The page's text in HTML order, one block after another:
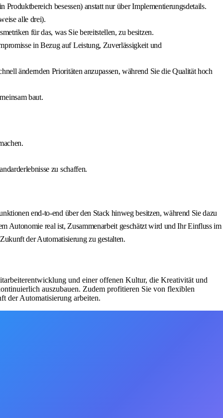
besessen) anstatt nur über Implementierungsdetails.
alle drei).
für das, was Sie bereitstellen, zu besitzen.
in Bezug auf Leistung, Zuverlässigkeit und
ändernden Prioritäten anzupassen, während Sie die Qualität hoch
baut.
zu schaffen.
end-to-end über den Stack hinweg besitzen, während Sie dazu
Autonomie real ist, Zusammenarbeit geschätzt wird und Ihr Einfluss im
der Automatisierung zu gestalten.
und einer offenen Kultur, die Kreativität und
auszubauen. Zudem profitieren Sie von flexiblen
der Automatisierung arbeiten.